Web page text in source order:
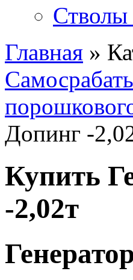
Главная »
Допинг -
Купить
-2,02т